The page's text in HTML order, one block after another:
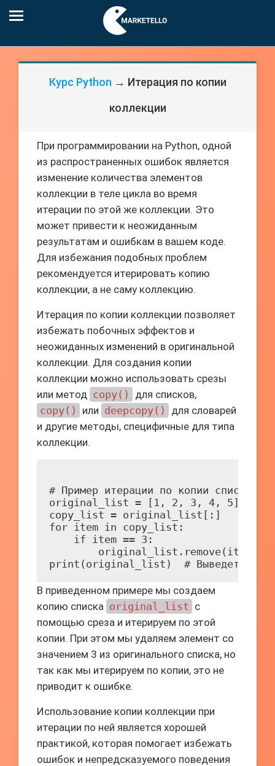
Курс Python → Итерация по копии
коллекции
При программировании на Python, одной
из распространенных ошибок является
изменение количества элементов
коллекции в теле цикла во время
итерации по этой же коллекции. Это
может привести к неожиданным
результатам и ошибкам в вашем коде.
Для избежания подобных проблем
рекомендуется итерировать копию
коллекции, а не саму коллекцию.
Итерация по копии коллекции позволяет
избежать побочных эффектов и
неожиданных изменений в оригинальной
коллекции. Для создания копии
коллекции можно использовать срезы
или метод copy()
для списков,
copy()
или deepcopy()
для словарей
и другие методы, специфичные для типа
коллекции.
# Пример итерации по копии списка
original_list = [1, 2, 3, 4, 5]
copy_list = original_list[:]
for item in copy_list:
    if item == 3:
        original_list.remove(item)
В приведенном примере мы создаем
копию списка original_list с
помощью среза и итерируем по этой
копии. При этом мы удаляем элемент со
значением 3 из оригинального списка, но
так как мы итерируем по копии, это не
приводит к ошибке.
Использование копии коллекции при
итерации по ней является хорошей
практикой, которая помогает избежать
ошибок и непредсказуемого поведения